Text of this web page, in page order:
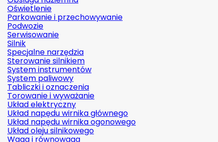
Oświetlenie
Parkowanie i przechowywanie
Podwozie
Serwisowanie
Silnik
Specjalne narzędzia
Sterowanie silnikiem
System instrumentów
System paliwowy
Tabliczki i oznaczenia
Torowanie i wyważanie
Układ elektryczny
Układ napędu wirnika głównego
Układ napędu wirnika ogonowego
Układ oleju silnikowego
Waga i równowaga